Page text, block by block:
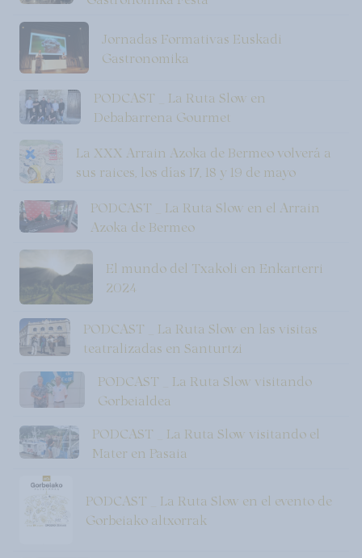
Jornadas Formativas Euskadi
Gastronomika
PODCAST _ La Ruta Slow en
Debabarrena Gourmet
La XXX Arrain Azoka de Bermeo volverá a
sus raices, los días 17, 18 y 19 de mayo
PODCAST _ La Ruta Slow en el Arrain
Azoka de Bermeo
El mundo del Txakoli en Enkarterri
2024
PODCAST _ La Ruta Slow en las visitas
teatralizadas en Santurtzi
PODCAST _ La Ruta Slow visitando
Gorbeialdea
PODCAST _ La Ruta Slow visitando el
Mater en Pasaia
PODCAST _ La Ruta Slow en el evento de
Gorbeiako altxorrak